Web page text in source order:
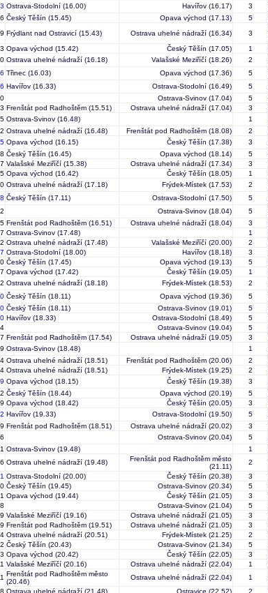
Ostrava-Stodolní (16.00) Havířov (16.17) 3
Český Těšín (15.45) Opava východ (17.13) 5
Frýdlant nad Ostravicí (15.43) Ostrava uhelné nádraží (16.34) 3
Opava východ (15.42) Český Těšín (17.05) 1
Ostrava uhelné nádraží (16.18) Valašské Meziříčí (18.26) 2
Třinec (16.03) Opava východ (17.36) 5
Havířov (16.33) Ostrava-Stodolní (16.49) 5
Ostrava-Svinov (17.04) 5
Frenštát pod Radhoštěm (15.51) Ostrava uhelné nádraží (17.04) 3
Ostrava-Svinov (16.48) 1
Ostrava uhelné nádraží (16.48) Frenštát pod Radhoštěm (18.08) 2
Opava východ (16.15) Český Těšín (17.38) 3
Český Těšín (16.45) Opava východ (18.14) 5
Valašské Meziříčí (15.38) Ostrava uhelné nádraží (17.34) 3
Opava východ (16.42) Český Těšín (18.05) 1
Ostrava uhelné nádraží (17.18) Frýdek-Místek (17.53) 2
Český Těšín (17.11) Ostrava-Stodolní (17.50) 5
Ostrava-Svinov (18.04) 5
Frenštát pod Radhoštěm (16.51) Ostrava uhelné nádraží (18.04) 3
Ostrava-Svinov (17.48) 1
Ostrava uhelné nádraží (17.48) Valašské Meziříčí (20.00) 2
Ostrava-Stodolní (18.00) Havířov (18.18) 3
Český Těšín (17.45) Opava východ (19.13) 5
Opava východ (17.42) Český Těšín (19.05) 1
Ostrava uhelné nádraží (18.18) Frýdek-Místek (18.53) 2
Český Těšín (18.11) Opava východ (19.36) 5
Český Těšín (18.11) Ostrava-Svinov (19.01) 5
Havířov (18.33) Ostrava-Stodolní (18.49) 5
Ostrava-Svinov (19.04) 5
Frenštát pod Radhoštěm (17.54) Ostrava uhelné nádraží (19.05) 3
Ostrava-Svinov (18.48) 1
Ostrava uhelné nádraží (18.51) Frenštát pod Radhoštěm (20.06) 2
Ostrava uhelné nádraží (18.51) Frýdek-Místek (19.25) 2
Opava východ (18.15) Český Těšín (19.38) 3
Český Těšín (18.44) Opava východ (20.19) 5
Opava východ (18.42) Český Těšín (20.05) 3
Havířov (19.33) Ostrava-Stodolní (19.50) 5
Frenštát pod Radhoštěm (18.51) Ostrava uhelné nádraží (20.02) 3
Ostrava-Svinov (20.04) 5
Ostrava-Svinov (19.48) 1
Ostrava uhelné nádraží (19.48)
Frenštát pod Radhoštěm město
(21.11)
2
Ostrava-Stodolní (20.00) Český Těšín (20.38) 3
Český Těšín (19.45) Ostrava-Svinov (20.34) 5
Opava východ (19.44) Český Těšín (21.05) 3
Ostrava-Svinov (21.04) 5
Valašské Meziříčí (19.16) Ostrava uhelné nádraží (21.05) 3
Frenštát pod Radhoštěm (19.51) Ostrava uhelné nádraží (21.05) 3
Ostrava uhelné nádraží (20.51) Frýdek-Místek (21.25) 2
Český Těšín (20.43) Ostrava-Svinov (21.34) 5
Opava východ (20.42) Český Těšín (22.05) 3
Valašské Meziříčí (20.16) Ostrava uhelné nádraží (22.04) 1
Frenštát pod Radhoštěm město
(20.46)
Ostrava uhelné nádraží (22.04) 1